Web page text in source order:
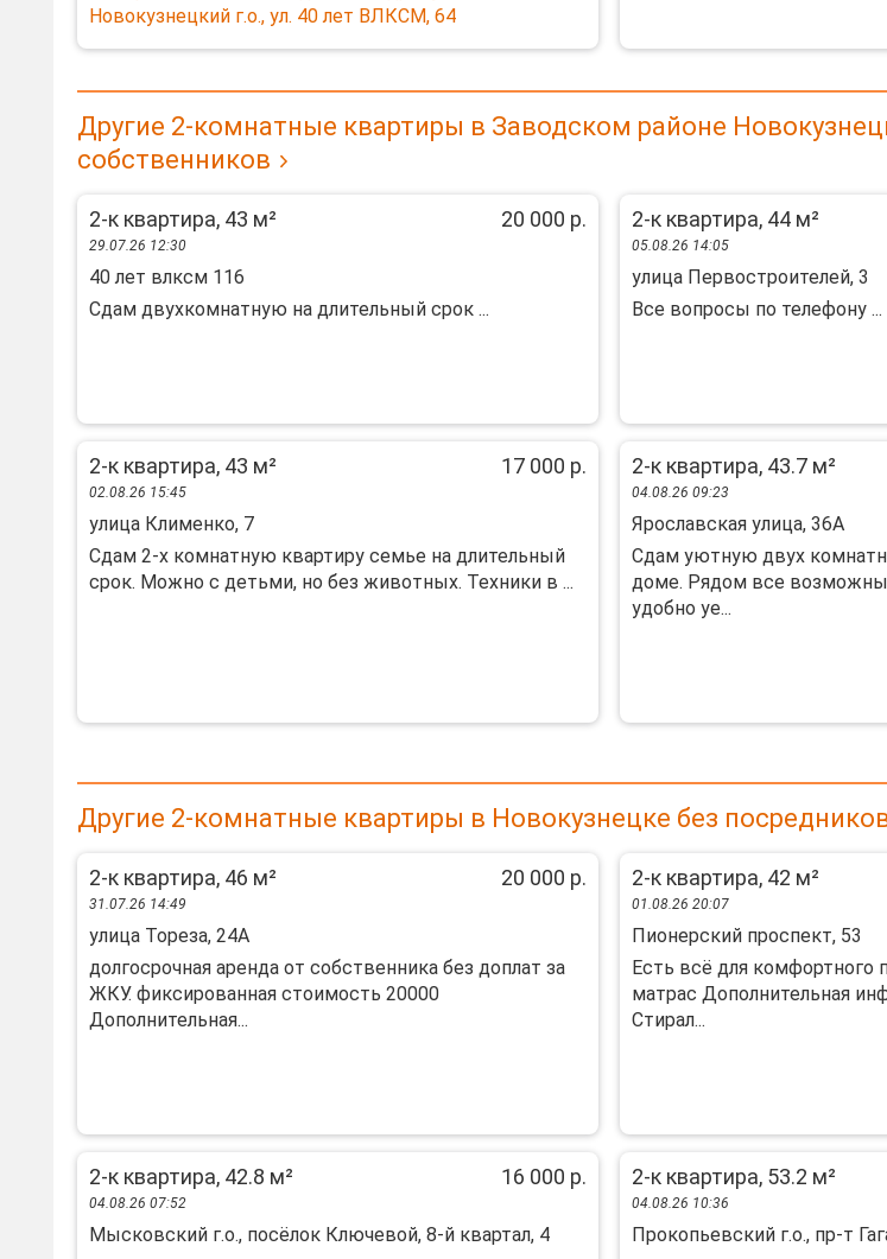
Новокузнецкий г.о., ул. 40 лет ВЛКСМ, 64
Другие 2-комнатные квартиры в Заводском районе
собственников
2-к квартира, 43 м² 20 000 р.
29.07.26 12:30
40 лет влксм 116
Сдам двухкомнатную на длительный срок ...
2-к квартира, 44 м²
05.08.26 14:05
улица Первостроителей, 3
Все вопросы по телефону ...
2-к квартира, 43 м² 17 000 р.
02.08.26 15:45
улица Клименко, 7
Сдам 2-х комнатную квартиру семье на длительный
срок. Можно с детьми, но без животных. Техники в ...
2-к квартира, 43.7 м²
04.08.26 09:23
Ярославская улица, 36А
Сдам уютную двух
доме. Рядом все
удобно уе...
Другие 2-комнатные квартиры в Новокузнецке без
2-к квартира, 46 м² 20 000 р.
31.07.26 14:49
улица Тореза, 24А
долгосрочная аренда от собственника без доплат за
ЖКУ. фиксированная стоимость 20000
Дополнительная...
2-к квартира, 42 м²
01.08.26 20:07
Пионерский проспект, 53
Есть всё для комфортного
матрас Дополнительная
Стирал...
2-к квартира, 42.8 м² 16 000 р.
04.08.26 07:52
Мысковский г.о., посёлок Ключевой, 8-й квартал, 4
2-к квартира, 53.2 м²
04.08.26 10:36
Прокопьевский г.о., пр-т